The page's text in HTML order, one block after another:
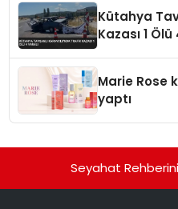
Kütahya
Kazası 1 Ölü
Marie Rose
yaptı
Seyahat